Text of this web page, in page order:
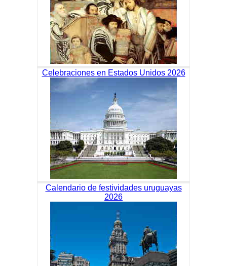
Celebraciones en Estados Unidos 2026
Calendario de festividades uruguayas
2026